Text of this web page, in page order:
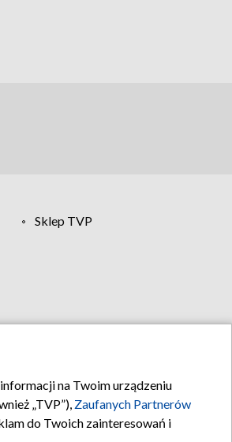
Sklep TVP
na Twoim urządzeniu
„TVP”), Zaufanych Partnerów
do Twoich zainteresowań i